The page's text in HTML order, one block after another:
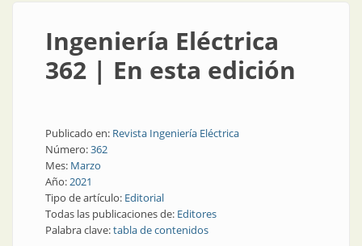
Ingeniería Eléctrica
362 | En esta edición
Publicado en: Revista Ingeniería Eléctrica
Número:362
Mes: Marzo
Año:2021
Tipo de artículo: Editorial
Todas las publicaciones de: Editores
Palabra clave:tabla de contenidos